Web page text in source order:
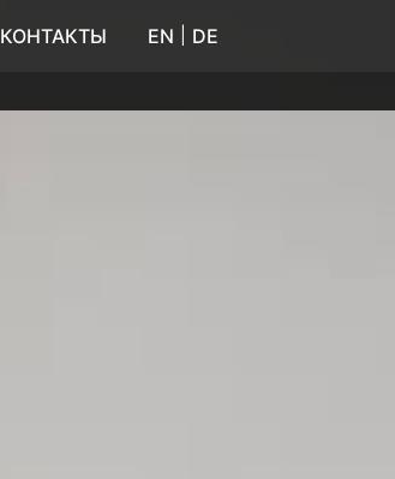
КОНТАКТЫ EN | DE